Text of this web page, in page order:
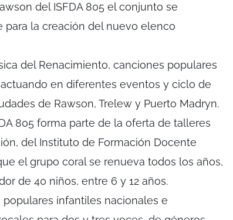
del ISFDA 805 el conjunto se
para la creación del nuevo elenco
del Renacimiento, canciones populares
en diferentes eventos y ciclo de
de Rawson, Trelew y Puerto Madryn.
805 forma parte de la oferta de talleres
del Instituto de Formación Docente
el grupo coral se renueva todos los años,
de 40 niños, entre 6 y 12 años.
infantiles nacionales e